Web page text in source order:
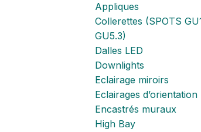
Appliques
Collerettes (SPOTS
GU5.3)
Dalles LED
Downlights
Eclairage miroirs
Eclairages d’orientation
Encastrés muraux
High Bay